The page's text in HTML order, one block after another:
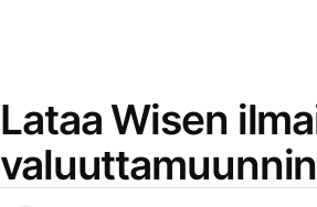
Lataa Wisen